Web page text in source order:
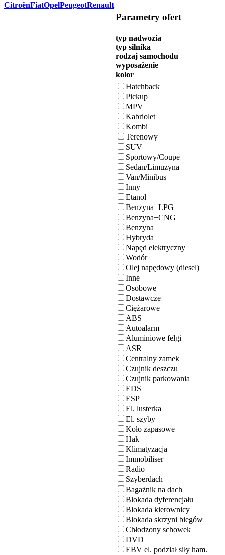
CitroënFiatOpelPeugeotRenault
Parametry ofert
typ nadwozia
typ silnika
rodzaj samochodu
wyposażenie
kolor
Hatchback
Pickup
MPV
Kabriolet
Kombi
Terenowy
SUV
Sportowy/Coupe
Sedan/Limuzyna
Van/Minibus
Inny
Etanol
Benzyna+LPG
Benzyna+CNG
Benzyna
Hybryda
Napęd elektryczny
Wodór
Olej napędowy (diesel)
Inne
Osobowe
Dostawcze
Ciężarowe
ABS
Autoalarm
Aluminiowe felgi
ASR
Centralny zamek
Czujnik deszczu
Czujnik parkowania
EDS
ESP
El. lusterka
El. szyby
Koło zapasowe
Hak
Klimatyzacja
Immobiliser
Radio
Szyberdach
Bagażnik na dach
Blokada dyferencjału
Blokada kierownicy
Blokada skrzyni biegów
Chłodzony schowek
DVD
EBV el. podział siły ham.